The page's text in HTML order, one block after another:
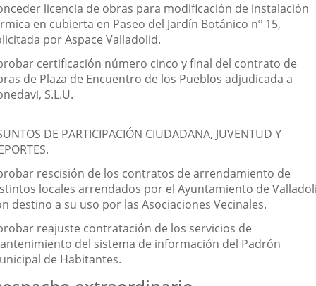
licencia de obras para modificación de instalación
en cubierta en Paseo del Jardín Botánico nº 15,
por Aspace Valladolid.
certificación número cinco y final del contrato de
de Plaza de Encuentro de los Pueblos adjudicada a
S.L.U.
DE PARTICIPACIÓN CIUDADANA, JUVENTUD Y
rescisión de los contratos de arrendamiento de
locales arrendados por el Ayuntamiento de
destino a su uso por las Asociaciones Vecinales.
reajuste contratación de los servicios de
del sistema de información del Padrón
de Habitantes.